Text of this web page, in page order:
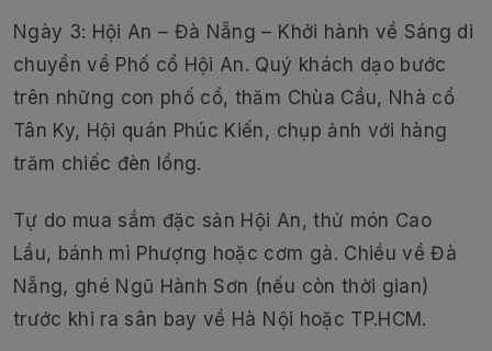
Ngày 3: Hội An – Đà Nẵng – Khởi hành về Sáng di
chuyển về Phố cổ Hội An. Quý khách dạo bước
trên những con phố cổ, thăm Chùa Cầu, Nhà cổ
Tân Ky, Hội quán Phúc Kiến, chụp ảnh với hàng
trăm chiếc đèn lồng.
Tự do mua sắm đặc sản Hội An, thử món Cao
Lầu, bánh mì Phượng hoặc cơm gà. Chiều về Đà
Nẵng, ghé Ngũ Hành Sơn (nếu còn thời gian)
trước khi ra sân bay về Hà Nội hoặc TP.HCM.